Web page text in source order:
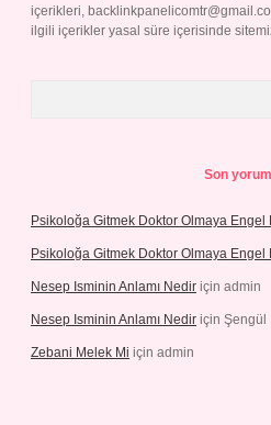
içerikleri,
ilgili içerikler yasal süre içerisinde
Son
Psikoloğa Gitmek Doktor Olmaya Engel
Psikoloğa Gitmek Doktor Olmaya Engel
Nesep Isminin Anlamı Nedir için admin
Nesep Isminin Anlamı Nedir için Şengül
Zebani Melek Mi için admin